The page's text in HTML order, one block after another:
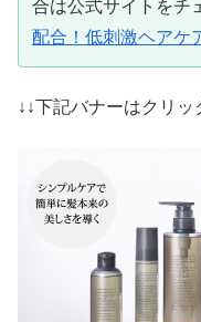
合は公式サイトをチ
配合！低刺激ヘアケ
↓↓下記バナーはクリッ